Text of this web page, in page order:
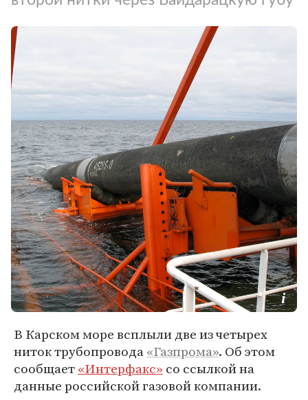
В Карском море всплыли две из четырех
ниток трубопровода«Газпрома». Об этом
сообщает«Интерфакс» со ссылкой на
данные российской газовой компании.